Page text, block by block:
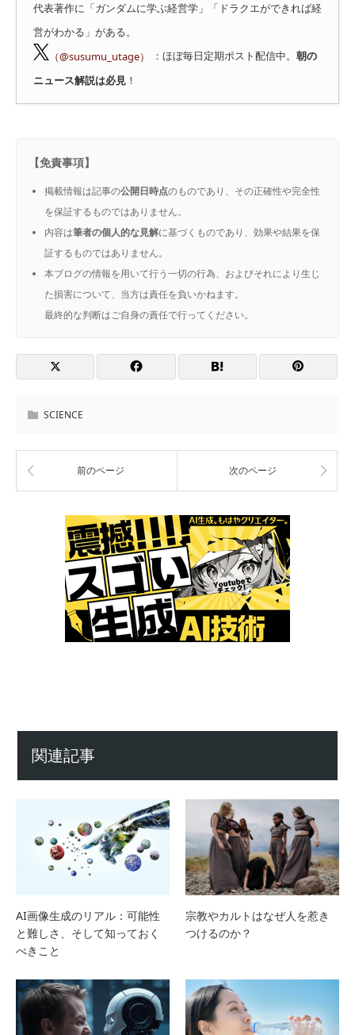
代表著作に「ガンダムに学ぶ経営学」「ドラクエができれば経
営がわかる」がある。
（@susumu_utage）
：ほぼ毎日定期ポスト配信中。 朝の
ニュース解説は必見 ！
【免責事項】
掲載情報は記事の公開日時点のものであり、その正確性や完全性
を保証するものではありません。
内容は筆者の個人的な見解に基づくものであり、効果や結果を保
証するものではありません。
本ブログの情報を用いて行う一切の行為、およびそれにより生じ
た損害について、当方は責任を負いかねます。
最終的な判断はご自身の責任で行ってください。
SCIENCE
前のページ 次のページ
関連記事
AI画像生成のリアル：可能性
と難しさ、そして知っておく
べきこと
宗教やカルトはなぜ人を惹き
つけるのか？